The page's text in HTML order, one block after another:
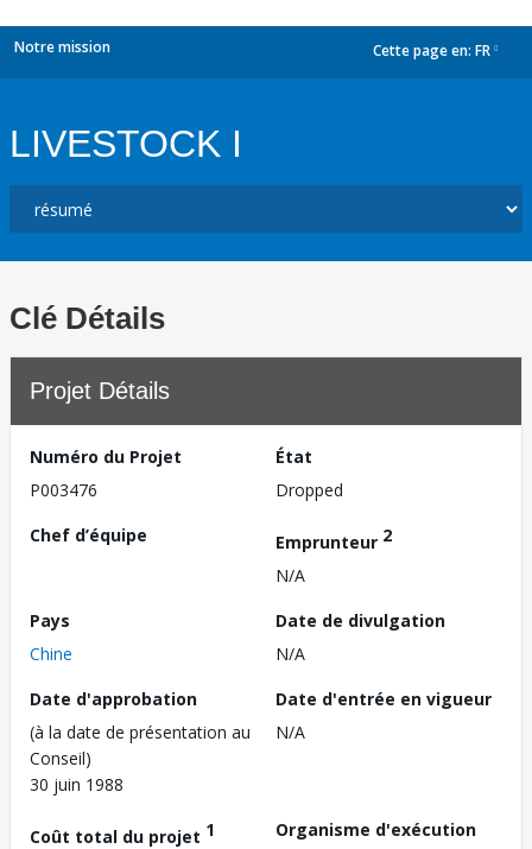
Notre mission Cette page en: FR
LIVESTOCK I
Clé Détails
Projet Détails
Numéro du Projet
P003476
État
Dropped
Chef d’équipe
Emprunteur 2
N/A
Pays
Chine
Date de divulgation
N/A
Date d'approbation
(à la date de présentation au
Conseil)
30 juin 1988
Date d'entrée en vigueur
N/A
Coût total du projet 1
Organisme d'exécution